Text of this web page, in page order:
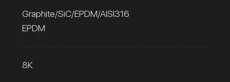
Graphite/SiC/EPDM/AISI316
EPDM
8К